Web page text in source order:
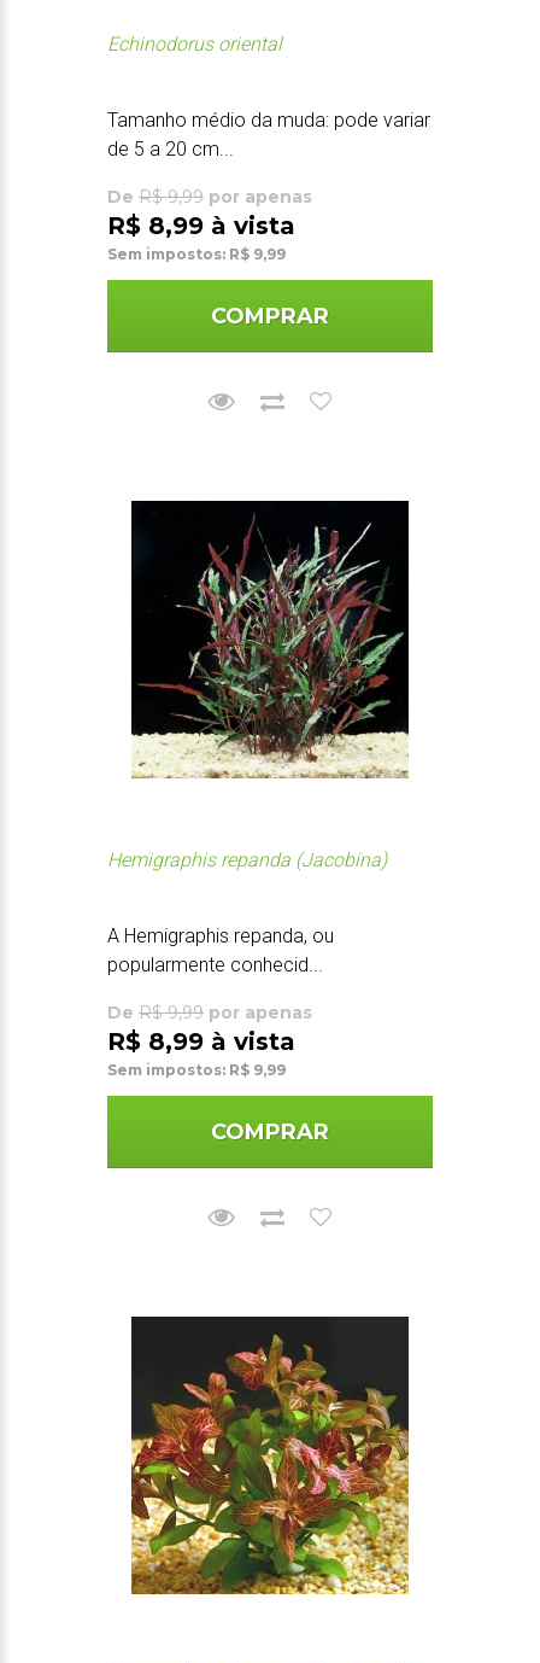
Echinodorus oriental
Tamanho médio da muda: pode variar
de 5 a 20 cm...
De R$ 9,99 por apenas
R$ 8,99 à vista
Sem impostos: R$ 9,99
COMPRAR
Hemigraphis repanda (Jacobina)
A Hemigraphis repanda, ou
popularmente conhecid...
De R$ 9,99 por apenas
R$ 8,99 à vista
Sem impostos: R$ 9,99
COMPRAR